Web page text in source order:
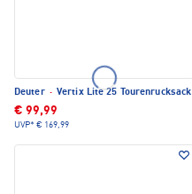
Deuter · Vertix Lite 25 Tourenrucksack
€ 99,99
UVP* € 169,99